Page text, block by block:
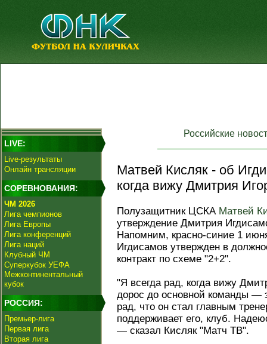
LIVE:
Live-результаты
Онлайн трансляции
СОРЕВНОВАНИЯ:
ЧМ 2026
Лига чемпионов
Лига Европы
Лига конференций
Лига наций
Клубный ЧМ
Суперкубок УЕФА
Межконтинентальный
кубок
РОССИЯ:
Премьер-лига
Первая лига
Вторая лига
Российские
Матвей Кисляк - об
когда вижу Дмитрия
Полузащитник ЦСКА Матвей
утверждение Дмитрия
Напомним, красно-синие 1
Игдисамов утвержден в
контракт по схеме "2+2".
"Я всегда рад, когда вижу
дорос до основной команды —
рад, что он стал главным
поддерживает его, клуб.
— сказал Кисляк "Матч ТВ".